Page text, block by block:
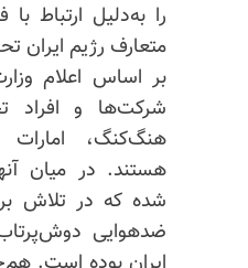
را به‌دلیل ارتباط
متعارف رژیم ایران
بر اساس اعلام
شرکت‌ها و افراد
هنگ‌کنگ،
هستند. در میان
شده که در تلاش
ضدهوایی